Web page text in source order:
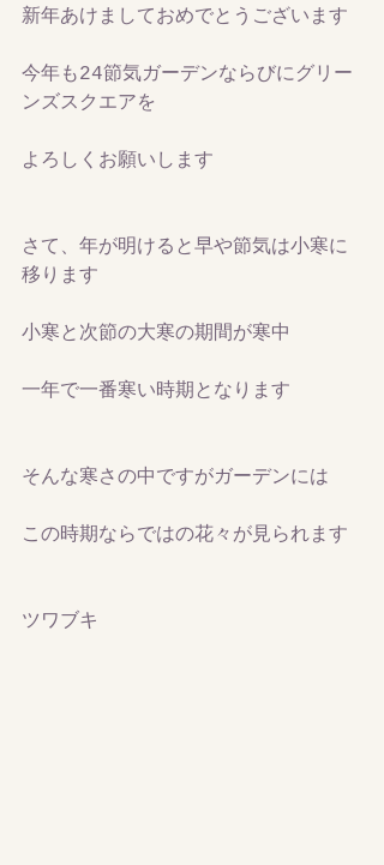
新年あけましておめでとうございます
今年も24節気ガーデンならびにグリー
ンズスクエアを
よろしくお願いします
さて、年が明けると早や節気は小寒に
移ります
小寒と次節の大寒の期間が寒中
一年で一番寒い時期となります
そんな寒さの中ですがガーデンには
この時期ならではの花々が見られます
ツワブキ